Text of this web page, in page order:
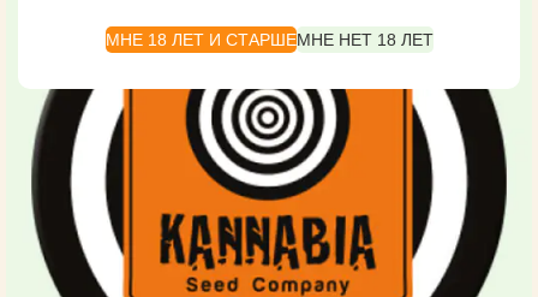
МНЕ 18 ЛЕТ И СТАРШЕМНЕ НЕТ 18 ЛЕТ